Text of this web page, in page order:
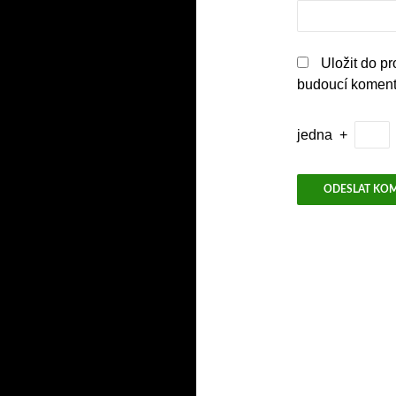
Uložit do
budoucí
jedna +